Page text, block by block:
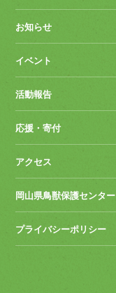
お知らせ
イベント
活動報告
応援・寄付
アクセス
岡山県鳥獣保護センター
プライバシーポリシー